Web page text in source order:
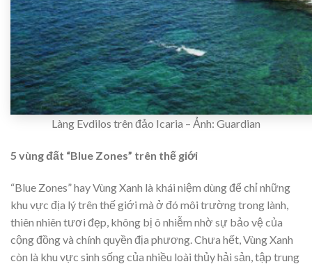
Làng Evdilos trên đảo Icaria – Ảnh: Guardian
5 vùng đất “Blue Zones” trên thế giới
“Blue Zones” hay Vùng Xanh là khái niệm dùng để chỉ những
khu vực địa lý trên thế giới mà ở đó môi trường trong lành,
thiên nhiên tươi đẹp, không bị ô nhiễm nhờ sự bảo vệ của
cộng đồng và chính quyền địa phương. Chưa hết, Vùng Xanh
còn là khu vực sinh sống của nhiều loài thủy hải sản, tập trung